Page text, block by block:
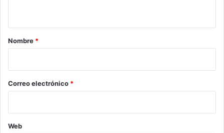
r
*
Nombre *
Correo electrónico *
Web